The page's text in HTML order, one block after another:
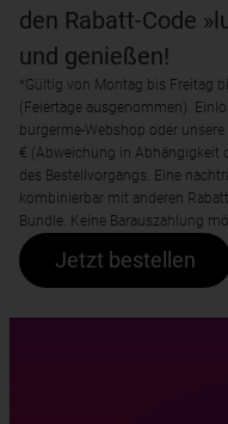
den Rabatt-Code
und genießen!
*Gültig von Montag bis Freitag
(Feiertage ausgenommen).
burgerme-Webshop oder
€ (Abweichung in Abhängigkeit
des Bestellvorgangs. Eine
kombinierbar mit anderen
Bundle. Keine Barauszahlung
Jetzt bestellen